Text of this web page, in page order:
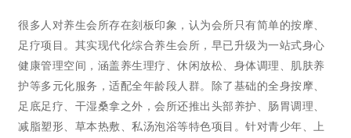
很多人对养生会所存在刻板印象，认为会所只有简单的按摩、
足疗项目。其实现代化综合养生会所，早已升级为一站式身心
健康管理空间，涵盖养生理疗、休闲放松、身体调理、肌肤养
护等多元化服务，适配全年龄段人群。除了基础的全身按摩、
足底足疗、干湿桑拿之外，会所还推出头部养护、肠胃调理、
减脂塑形、草本热敷、私汤泡浴等特色项目。针对青少年、上